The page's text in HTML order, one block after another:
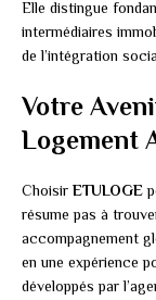
Elle distingue
intermédiaires
de l’intégration
Votre
Logement
Choisir ETULOGE
résume pas à
accompagnement
en une expérience
développés par